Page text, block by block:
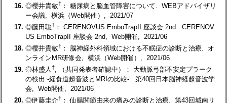
16. ◎櫻井貴敏† ： 糖尿病と脳血管障害について. WEBアドバイザリ
ー会議, 横浜（Web開催）, 2021/07
17. ◎藤田聡† ： CERENOVUS EmboTrapII 座談会 2nd. CERENOV
US EmboTrapII 座談会 2nd, Web開催, 2021/06
18. ◎櫻井貴敏† ： 脳神経外科領域における不眠症の診断と治療. オ
ンラインMR研修会, 横浜（Web開催）, 2021/06
19. ◎林盛人†, （共同発表者確認中）： 大動脈弓部不安定プラーク
の検出 -経食道超音波とMRIの比較-. 第40回日本脳神経超音波学
会, Web開催, 2021/06
20. ◎伊藤圭介† ： 仙腸関節由来の痛みの診断と治療. 第43回城南リ